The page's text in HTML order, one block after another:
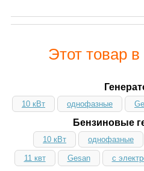
Этот товар в
10 кВт однофазные
Бензиновые
10 кВт однофазные
11 квт Gesan с